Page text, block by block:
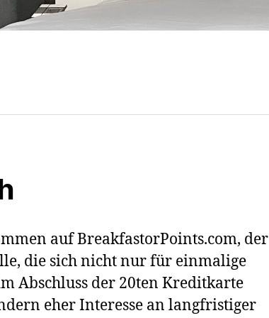
auf BreakfastorPoints.com, der
die sich nicht nur für einmalige
Abschluss der 20ten Kreditkarte
eher Interesse an langfristiger